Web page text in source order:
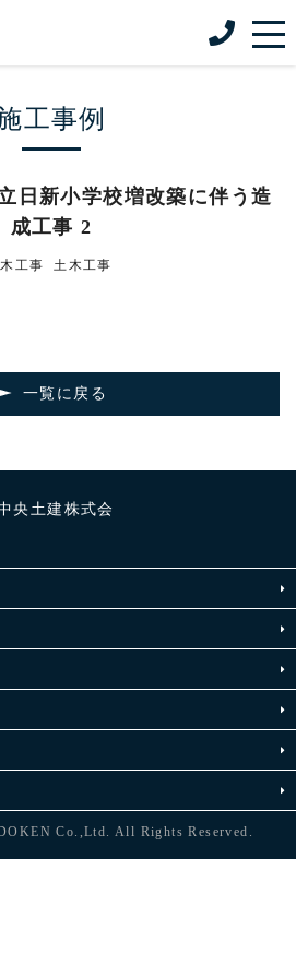
工事例
日新小学校増改築に伴う造
成工事 2
工事 土木工事
一覧に戻る
Co.,Ltd. All Rights Reserved.